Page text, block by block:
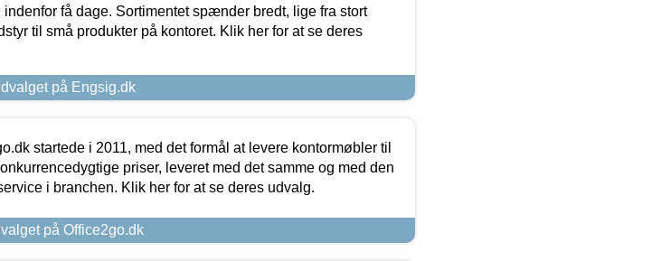
indenfor få dage. Sortimentet spænder bredt, lige fra stort
til små produkter på kontoret. Klik her for at se deres
på Engsig.dk
startede i 2011, med det formål at levere kontormøbler til
priser, leveret med det samme og med den
i branchen. Klik her for at se deres udvalg.
på Office2go.dk